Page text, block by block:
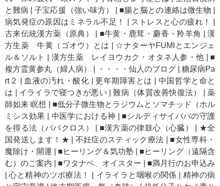
と難病 |子宝応援（強い味方） ■腸と脳との連絡は微生物
病気発症の原因はミネラル不足！
ストレスと心の疲れ！
古来伝統漢方薬（原典）
■牛黄・鹿茸・麝香・羚羊角 |漢
方生薬 牛黄（ゴオウ）とは
☆ナターヤFUMIとエンジェ
ル＆ソルト
漢方生薬 レイヨウカク・オタネ人参・他
■
複方霊黄参丸（婦人病）
・・・・仙人のブログ
糖尿病Pa
rt２
血液の汚れ・酸化 |更年期障害とは
中国哲学と命と
は
イライラで寝つきが悪い |難病（体質改善快復法） |薬
師如来 瞑想
■低分子微生物とラジウムとソマチッド（ホル
ミシス効果
中医学における神
■シルディサイババの守護
を得る法（ババクロス）
■漢方薬の律鼓心（心臓）
★全
国発送します！★
不妊症のスティック療法
■女性専科・
魔除け・開運
■ヒーリング＆気功塾
■ヒーリング（遠隔含
む）のご案内
■ワタナベ、オイスター
■満月行のお申込み
|心と精神のツボ療法！ イライラと咽喉の関係
精神の病